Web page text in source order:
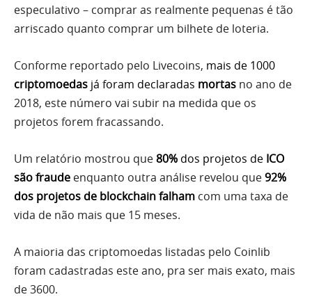
especulativo – comprar as realmente pequenas é tão
arriscado quanto comprar um bilhete de loteria.
Conforme reportado pelo Livecoins, mais de 1000
criptomoedas já foram declaradas mortas no ano de
2018, este número vai subir na medida que os
projetos forem fracassando.
Um relatório mostrou que80% dos projetos de ICO
são fraude enquanto outra análise revelou que92%
dos projetos de blockchain falham com uma taxa de
vida de não mais que 15 meses.
A maioria das criptomoedas listadas pelo Coinlib
foram cadastradas este ano, pra ser mais exato, mais
de 3600.